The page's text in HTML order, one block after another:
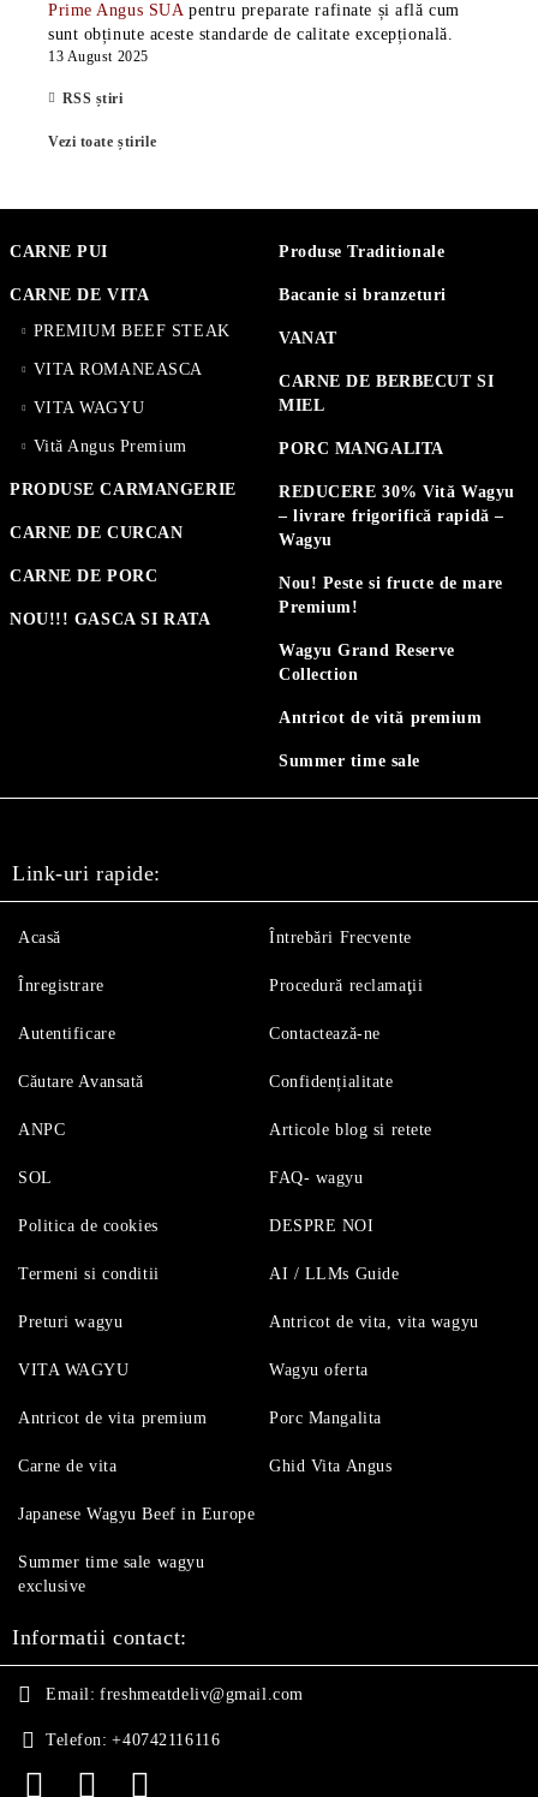
Prime Angus SUA pentru preparate rafinate și află cum
sunt obținute aceste standarde de calitate excepțională.
13 August 2025
RSS știri
Vezi toate știrile
CARNE PUI
CARNE DE VITA
PREMIUM BEEF STEAK
VITA ROMANEASCA
VITA WAGYU
Vită Angus Premium
PRODUSE CARMANGERIE
CARNE DE CURCAN
CARNE DE PORC
NOU!!! GASCA SI RATA
Produse Traditionale
Bacanie si branzeturi
VANAT
CARNE DE BERBECUT SI
MIEL
PORC MANGALITA
REDUCERE 30% Vită Wagyu
– livrare frigorifică rapidă –
Wagyu
Nou! Peste si fructe de mare
Premium!
Wagyu Grand Reserve
Collection
Antricot de vită premium
Summer time sale
Link-uri rapide:
Acasă
Înregistrare
Autentificare
Căutare Avansată
Întrebări Frecvente
Procedură reclamaţii
Contactează-ne
Confidențialitate
ANPC
SOL
Politica de cookies
Termeni si conditii
Articole blog si retete
FAQ- wagyu
DESPRE NOI
AI / LLMs Guide
Preturi wagyu
VITA WAGYU
Antricot de vita premium
Carne de vita
Antricot de vita, vita wagyu
Wagyu oferta
Porc Mangalita
Ghid Vita Angus
Japanese Wagyu Beef in Europe
Summer time sale wagyu
exclusive
Informatii contact:
Email: freshmeatdeliv@gmail.com
Telefon: +40742116116